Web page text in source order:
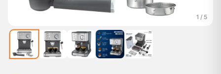
1 / 5